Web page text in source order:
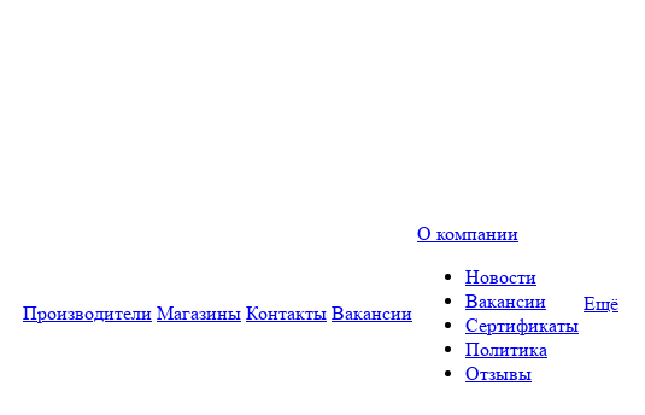
Производители Магазины Контакты Вакансии
О компании
Новости
Вакансии
Сертификаты
Политика
Отзывы
Ещё